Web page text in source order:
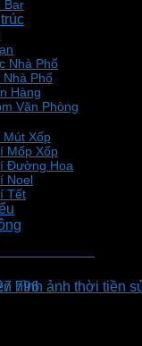
Bar
Nhà Phố
Nhà Phố
Hàng
Văn Phòng
Mút Xốp
Mốp Xốp
Đường Hoa
Noel
Tết
796
vườn Bình Tân
hình ảnh thời tiền